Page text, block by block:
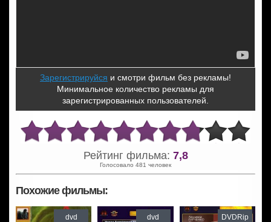
Зарегистрируйся и смотри фильм без рекламы!
Минимальное количество рекламы для
зарегистрированных пользователей.
Рейтинг фильма: 7,8
Голосовало 481 человек
Похожие фильмы:
dvd dvd DVDRip